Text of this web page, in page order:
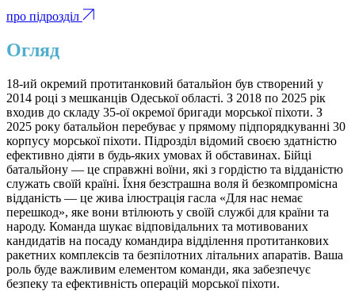
про підрозділ
Огляд
18-ий окремий протитанковий батальйон був створений у
2014 році з мешканців Одеської області. З 2018 по 2025 рік
входив до складу 35-ої окремої бригади морської піхоти. З
2025 року батальйон перебуває у прямому підпорядкуванні 30
корпусу морської піхоти. Підрозділ відомий своєю здатністю
ефективно діяти в будь-яких умовах й обставинах. Бійці
батальйону — це справжні воїни, які з гордістю та відданістю
служать своїй країні. Їхня безстрашна воля й безкомпромісна
відданість — це жива ілюстрація гасла «Для нас немає
перешкод», яке вони втілюють у своїй службі для країни та
народу. Команда шукає відповідальних та мотивованих
кандидатів на посаду командира відділення протитанкових
ракетних комплексів та безпілотних літальних апаратів. Ваша
роль буде важливим елементом команди, яка забезпечує
безпеку та ефективність операцій морської піхоти.